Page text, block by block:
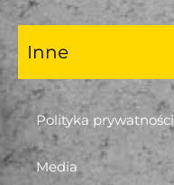
Inne
Polityka prywatności
Media